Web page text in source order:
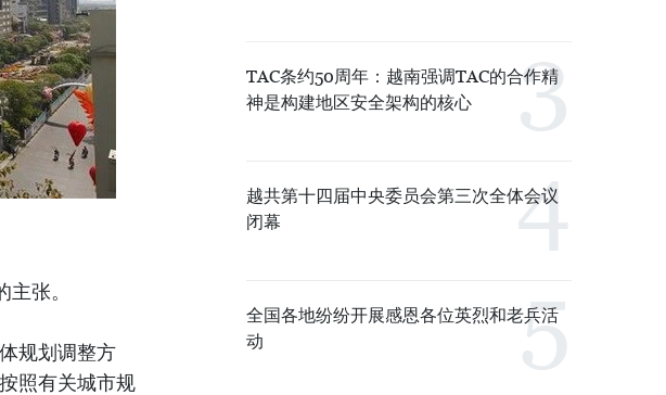
张。
规划调整方
照有关城市规
TAC条约50周年：越南强调TAC的合作精
神是构建地区安全架构的核心
越共第十四届中央委员会第三次全体会议
闭幕
全国各地纷纷开展感恩各位英烈和老兵活
动